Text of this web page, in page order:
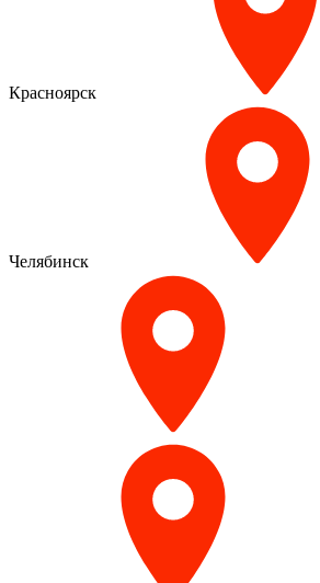
Красноярск
Челябинск